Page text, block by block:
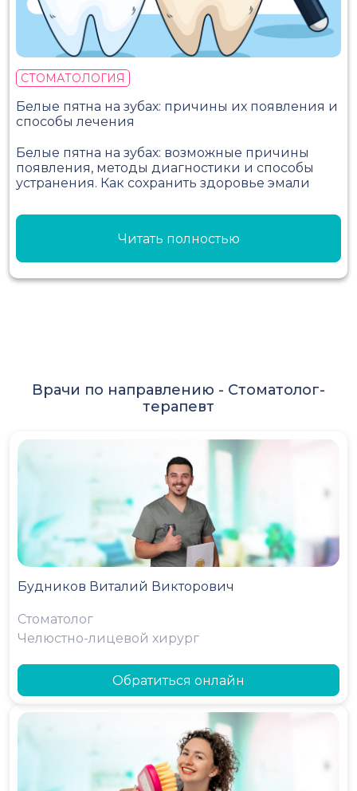
СТОМАТОЛОГИЯ
Белые пятна на зубах: причины их появления и
способы лечения
Белые пятна на зубах: возможные причины
появления, методы диагностики и способы
устранения. Как сохранить здоровье эмали
Читать полностью
Врачи по направлению - Стоматолог-
терапевт
Будников Виталий Викторович
Стоматолог
Челюстно-лицевой хирург
Обратиться онлайн